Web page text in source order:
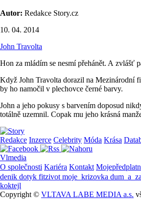
Autor: Redakce Story.cz
10. 04. 2014
John Travolta
Hon za mládím se nesmí přehánět. A zvlášť
Když John Travolta dorazil na Mezinárodní
by ho namočil v plechovce černé barvy.
John a jeho pokusy s barvením doposud
totálně uzemnil. Copak mu jeho krásná
Redakce Inzerce Celebrity Móda Krása
Vlmedia
O společnosti Kariéra Kontakt
denik dotyk fitzivot moje_krizovka
koktejl
Copyright © VLTAVA LABE MEDIA a.s.